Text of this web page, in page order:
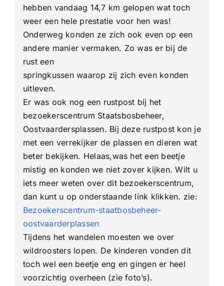
hebben vandaag 14,7 km gelopen wat toch
weer een hele prestatie voor hen was!
Onderweg konden ze zich ook even op een
andere manier vermaken. Zo was er bij de
rust een
springkussen waarop zij zich even konden
uitleven.
Er was ook nog een rustpost bij het
bezoekerscentrum Staatsbosbeheer,
Oostvaardersplassen. Bij deze rustpost kon je
met een verrekijker de plassen en dieren wat
beter bekijken. Helaas,was het een beetje
mistig en konden we niet zover kijken. Wilt u
iets meer weten over dit bezoekerscentrum,
dan kunt u op onderstaande link klikken. zie:
Bezoekerscentrum-staatbosbeheer-
oostvaarderplassen
Tijdens het wandelen moesten we over
wildroosters lopen. De kinderen vonden dit
toch wel een beetje eng en gingen er heel
voorzichtig overheen (zie foto’s).